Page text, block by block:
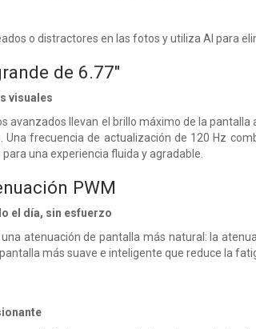
o distractores en las fotos y utiliza AI para
de 6.77"
visuales
avanzados llevan el brillo máximo de la
Una frecuencia de actualización de 120 Hz
una experiencia fluida y agradable.
PWM
el día, sin esfuerzo
atenuación de pantalla más natural: la
más suave e inteligente que reduce la